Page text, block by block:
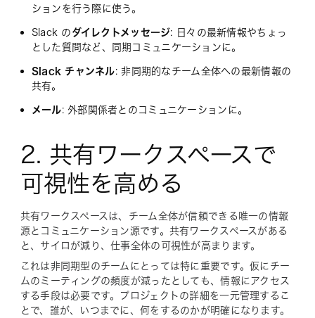
ションを行う際に使う。
Slack の ダイレクトメッセージ: 日々の最新情報やちょっ
とした質問など、同期コミュニケーションに。
Slack チャンネル: 非同期的なチーム全体への最新情報の
共有。
メール: 外部関係者とのコミュニケーションに。
2. 共有ワークスペースで
可視性を高める
共有ワークスペースは、チーム全体が信頼できる唯一の情報
源とコミュニケーション源です。共有ワークスペースがある
と、サイロが減り、仕事全体の可視性が高まります。
これは非同期型のチームにとっては特に重要です。仮にチー
ムのミーティングの頻度が減ったとしても、情報にアクセス
する手段は必要です。プロジェクトの詳細を一元管理するこ
とで、誰が、いつまでに、何をするのかが明確になります。